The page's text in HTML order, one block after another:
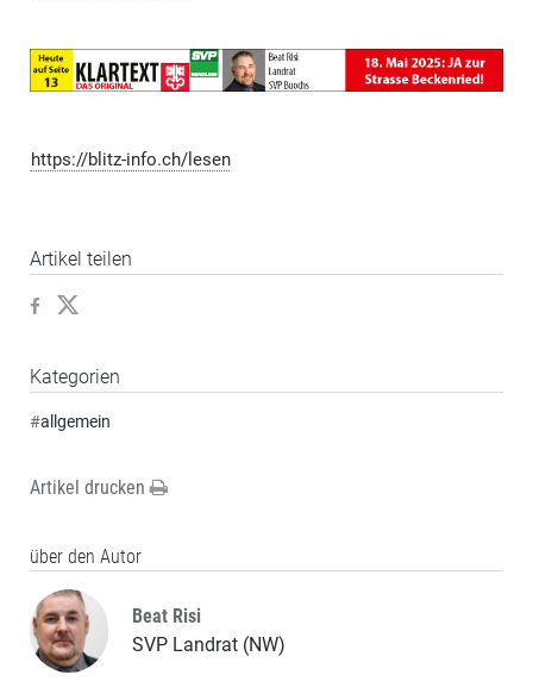
https://blitz-info.ch/lesen
Artikel teilen
Kategorien
#allgemein
Artikel drucken
über den Autor
Beat Risi
SVP Landrat (NW)